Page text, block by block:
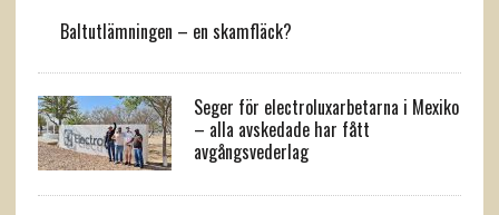
Baltutlämningen – en skamfläck?
Seger för electroluxarbetarna i Mexiko
– alla avskedade har fått
avgångsvederlag